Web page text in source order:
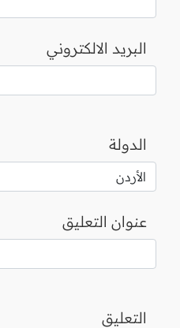
البريد الالكتروني
الدولة
عنوان التعليق
التعليق